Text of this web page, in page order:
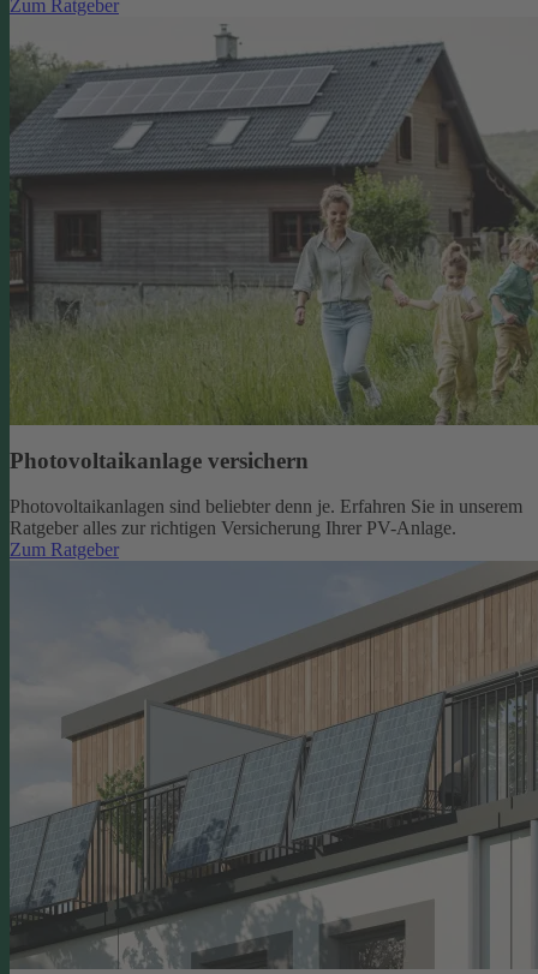
Zum Ratgeber
Photovoltaikanlage versichern
Photovoltaikanlagen sind beliebter denn je. Erfahren Sie in unserem
Ratgeber alles zur richtigen Versicherung Ihrer PV-Anlage.
Zum Ratgeber